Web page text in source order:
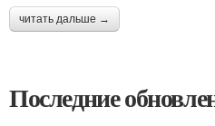
читать дальше →
Последние